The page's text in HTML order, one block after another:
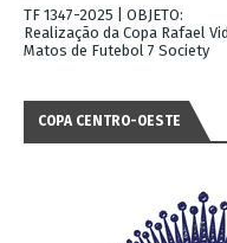
TF 1347-2025 | OBJETO:
Realização da Copa Rafael
Matos de Futebol 7 Society
COPA CENTRO-OESTE